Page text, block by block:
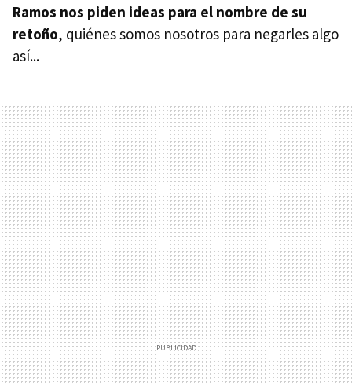
Ramos nos piden ideas para el nombre de su
retoño, quiénes somos nosotros para negarles algo
así...